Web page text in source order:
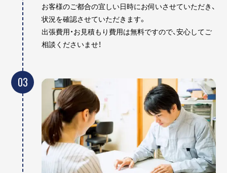
お客様のご都合の宜しい日時にお伺いさせていただき、
状況を確認させていただきます。
出張費用・お見積もり費用は無料ですので、安心してご
相談くださいませ！
03